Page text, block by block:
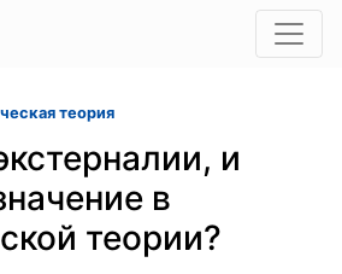
теория
и
в
теории?